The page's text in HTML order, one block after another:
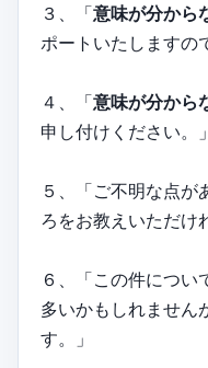
３、「意味が分から
ポートいたしますの
４、「意味が分から
申し付けください。」
５、「ご不明な点が
ろをお教えいただけ
６、「この件につい
多いかもしれません
す。」